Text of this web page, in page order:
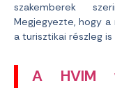
szakemberek
Megjegyezte, hogy
a turisztikai részleg
A HVIM